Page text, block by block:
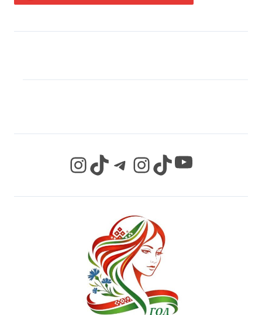
InstagramTikTok Telegram InstagramTikTok YouTube